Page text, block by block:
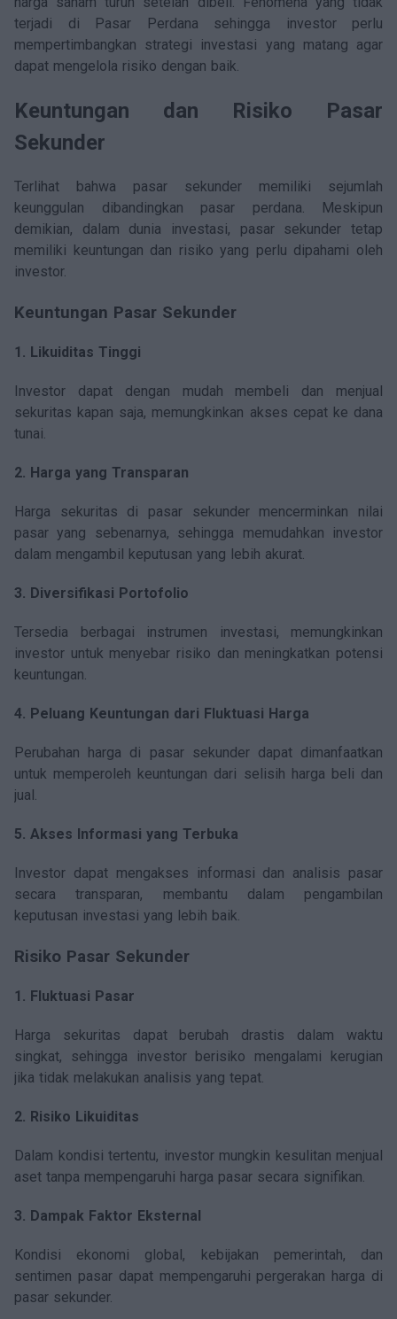
terjadi di Pasar Perdana sehingga investor perlu
mempertimbangkan strategi investasi yang matang agar
dapat mengelola risiko dengan baik.
Keuntungan dan Risiko Pasar
Sekunder
Terlihat bahwa pasar sekunder memiliki sejumlah
keunggulan dibandingkan pasar perdana. Meskipun
demikian, dalam dunia investasi, pasar sekunder tetap
memiliki keuntungan dan risiko yang perlu dipahami oleh
investor.
Keuntungan Pasar Sekunder
1. Likuiditas Tinggi
Investor dapat dengan mudah membeli dan menjual
sekuritas kapan saja, memungkinkan akses cepat ke dana
tunai.
2. Harga yang Transparan
Harga sekuritas di pasar sekunder mencerminkan nilai
pasar yang sebenarnya, sehingga memudahkan investor
dalam mengambil keputusan yang lebih akurat.
3. Diversifikasi Portofolio
Tersedia berbagai instrumen investasi, memungkinkan
investor untuk menyebar risiko dan meningkatkan potensi
keuntungan.
4. Peluang Keuntungan dari Fluktuasi Harga
Perubahan harga di pasar sekunder dapat dimanfaatkan
untuk memperoleh keuntungan dari selisih harga beli dan
jual.
5. Akses Informasi yang Terbuka
Investor dapat mengakses informasi dan analisis pasar
secara transparan, membantu dalam pengambilan
keputusan investasi yang lebih baik.
Risiko Pasar Sekunder
1. Fluktuasi Pasar
Harga sekuritas dapat berubah drastis dalam waktu
singkat, sehingga investor berisiko mengalami kerugian
jika tidak melakukan analisis yang tepat.
2. Risiko Likuiditas
Dalam kondisi tertentu, investor mungkin kesulitan menjual
aset tanpa mempengaruhi harga pasar secara signifikan.
3. Dampak Faktor Eksternal
Kondisi ekonomi global, kebijakan pemerintah, dan
sentimen pasar dapat mempengaruhi pergerakan harga di
pasar sekunder.